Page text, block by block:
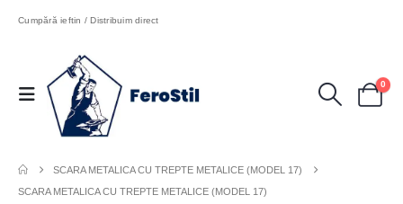
Cumpără ieftin / Distribuim direct
0
SCARA METALICA CU TREPTE METALICE (MODEL 17)
SCARA METALICA CU TREPTE METALICE (MODEL 17)